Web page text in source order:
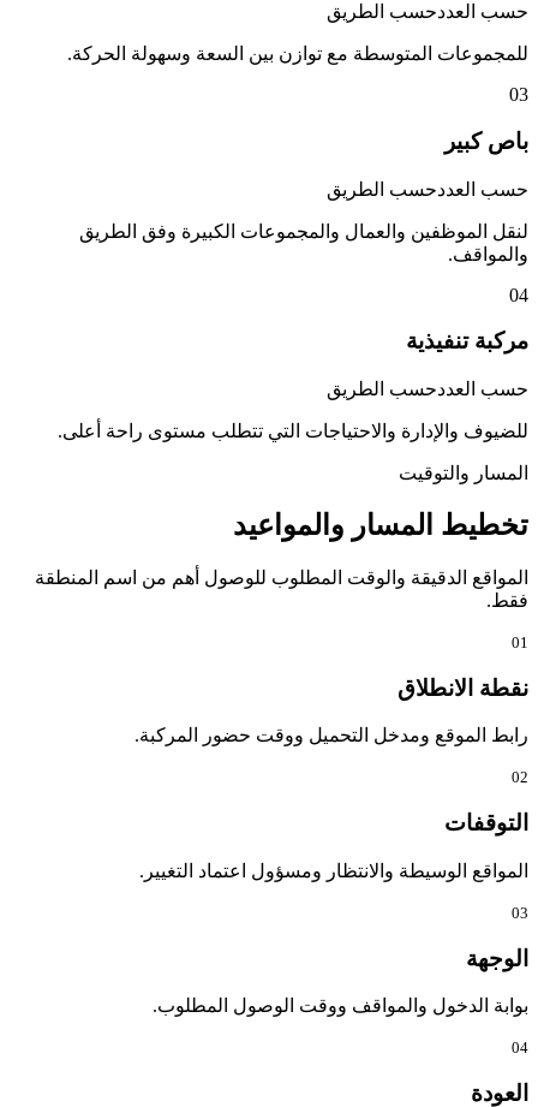
حسب العددحسب الطريق
للمجموعات المتوسطة مع توازن بين السعة وسهولة الحركة.
03
باص كبير
حسب العددحسب الطريق
لنقل الموظفين والعمال والمجموعات الكبيرة وفق الطريق
والمواقف.
04
مركبة تنفيذية
حسب العددحسب الطريق
للضيوف والإدارة والاحتياجات التي تتطلب مستوى راحة أعلى.
المسار والتوقيت
تخطيط المسار والمواعيد
المواقع الدقيقة والوقت المطلوب للوصول أهم من اسم المنطقة
فقط.
01
نقطة الانطلاق
رابط الموقع ومدخل التحميل ووقت حضور المركبة.
02
التوقفات
المواقع الوسيطة والانتظار ومسؤول اعتماد التغيير.
03
الوجهة
بوابة الدخول والمواقف ووقت الوصول المطلوب.
04
العودة